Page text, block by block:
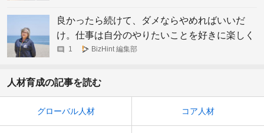
良かったら続けて、ダメならやめればいいだ
け。仕事は自分のやりたいことを好きに楽しく
やればいい。存続危機から全国水族館人気No.1
1 BizHint 編集部
人材育成の記事を読む
グローバル人材 コア人材